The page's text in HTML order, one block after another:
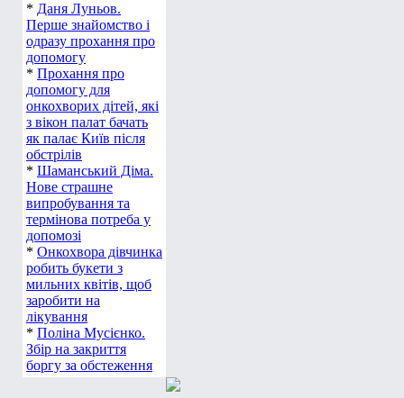
* Даня Луньов.
Перше знайомство і
одразу прохання про
допомогу
* Прохання про
допомогу для
онкохворих дітей, які
з вікон палат бачать
як палає Київ після
обстрілів
* Шаманський Діма.
Нове страшне
випробування та
термінова потреба у
допомозі
* Онкохвора дівчинка
робить букети з
мильних квітів, щоб
заробити на
лікування
* Поліна Мусієнко.
Збір на закриття
боргу за обстеження